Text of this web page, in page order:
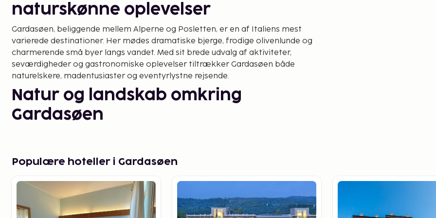
naturskønne oplevelser
Gardasøen, beliggende mellem Alperne og Posletten, er en af Italiens mest
varierede destinationer. Her mødes dramatiske bjerge, frodige olivenlunde og
charmerende små byer langs vandet. Med sit brede udvalg af aktiviteter,
seværdigheder og gastronomiske oplevelser tiltrækker Gardasøen både
naturelskere, madentusiaster og eventyrlystne rejsende.
Natur og landskab omkring
Gardasøen
Baldo, søens højeste bjerg, tilbyder spektakulære udsigter og er et populært
er svævebanen fra Malcesine, der tager besøgende fra søbredden op til
bjergtoppene på lidt over ti minutter.
Langs søens vestlige bred snor den naturskønne kystvej Strada della Forra sig
Populære hoteller i Gardasøen